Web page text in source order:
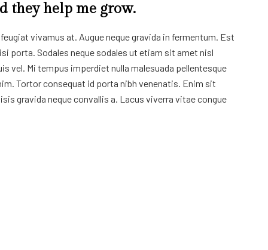
they help me grow.
vivamus at. Augue neque gravida in fermentum. Est
porta. Sodales neque sodales ut etiam sit amet nisl
vel. Mi tempus imperdiet nulla malesuada pellentesque
Tortor consequat id porta nibh venenatis. Enim sit
gravida neque convallis a. Lacus viverra vitae congue